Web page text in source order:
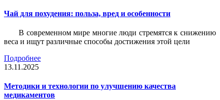
Чай для похудения: польза, вред и особенности
В современном мире многие люди стремятся к снижению
веса и ищут различные способы достижения этой цели
Подробнее
13.11.2025
Методики и технологии по улучшению качества
медикаментов